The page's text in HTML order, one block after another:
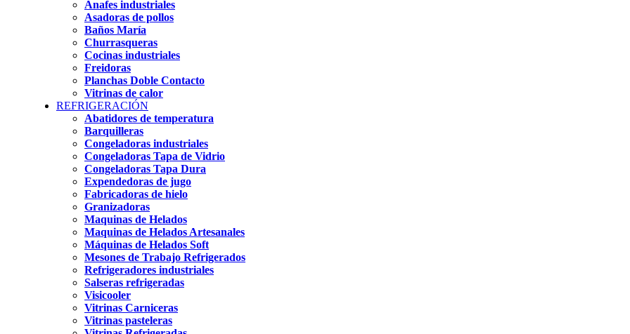
Anafes industriales
Asadoras de pollos
Baños María
Churrasqueras
Cocinas industriales
Freidoras
Planchas Doble Contacto
Vitrinas de calor
REFRIGERACIÓN
Abatidores de temperatura
Barquilleras
Congeladoras industriales
Congeladoras Tapa de Vidrio
Congeladoras Tapa Dura
Expendedoras de jugo
Fabricadoras de hielo
Granizadoras
Maquinas de Helados
Maquinas de Helados Artesanales
Máquinas de Helados Soft
Mesones de Trabajo Refrigerados
Refrigeradores industriales
Salseras refrigeradas
Visicooler
Vitrinas Carniceras
Vitrinas pasteleras